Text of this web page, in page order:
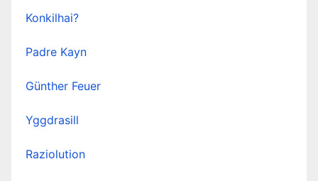
Konkilhai?
Padre Kayn
Günther Feuer
Yggdrasill
Raziolution